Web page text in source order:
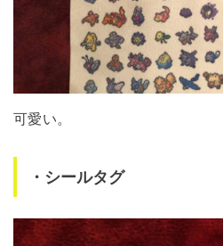
可愛い。
・シールタグ